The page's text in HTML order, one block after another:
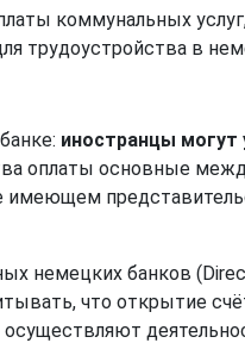
коммунальных
трудоустройства в
иностранцы могут
оплаты основные
имеющем
немецких банков
что открытие